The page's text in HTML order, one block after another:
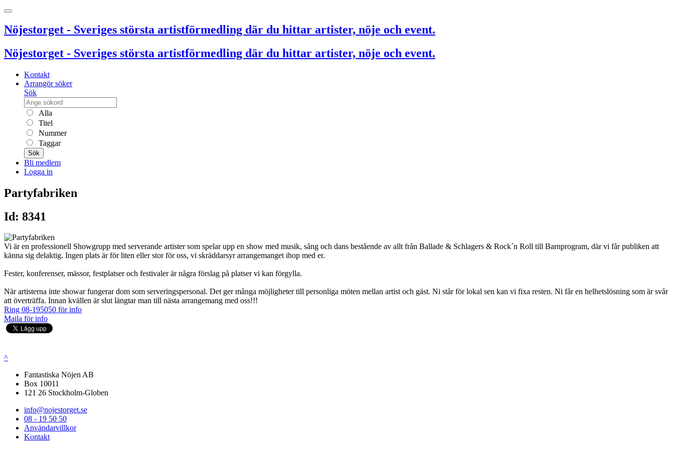
Nöjestorget - Sveriges största artistförmedling där du hittar artister, nöje och event.
Nöjestorget - Sveriges största artistförmedling där du hittar artister, nöje och event.
Kontakt
Arrangör söker
Sök
Alla
Titel
Nummer
Taggar
Sök
Bli medlem
Logga in
Partyfabriken
Id: 8341
Vi är en professionell Showgrupp med serverande artister som spelar upp en show med musik, sång och dans bestående av allt från Ballade & Schlagers & Rock´n Roll till Barnprogram, där vi får publiken att
känna sig delaktig. Ingen plats är för liten eller stor för oss, vi skräddarsyr arrangemanget ihop med er.
Fester, konferenser, mässor, festplatser och festivaler är några förslag på platser vi kan förgylla.
När artisterna inte showar fungerar dom som serveringspersonal. Det ger många möjligheter till personliga möten mellan artist och gäst. Ni står för lokal sen kan vi fixa resten. Ni får en helhetslösning som är svår
att överträffa. Innan kvällen är slut längtar man till nästa arrangemang med oss!!!
Ring 08-195050 för info
Maila för info
^
Fantastiska Nöjen AB
Box 10011
121 26 Stockholm-Globen
info@nojestorget.se
08 - 19 50 50
Användarvillkor
Kontakt